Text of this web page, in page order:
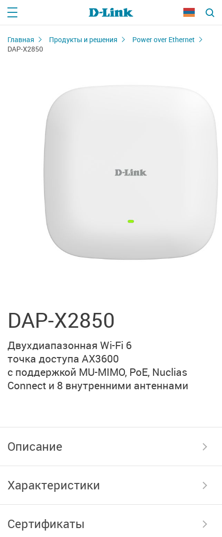
Главная Продукты и решения
Power over Ethernet
DAP-X2850
DAP-X2850
Двухдиапазонная Wi-Fi 6
точка доступа AX3600
с поддержкой MU-MIMO, PoE, Nuclias
Connect и 8 внутренними антеннами
Описание
Характеристики
Сертификаты